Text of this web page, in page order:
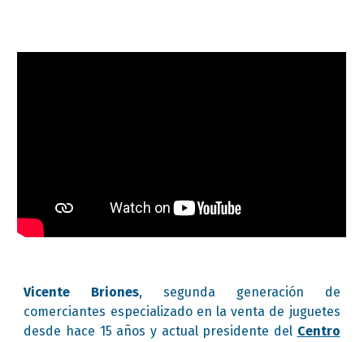
Vicente Briones, segunda generación de
comerciantes especializado en la venta de juguetes
desde hace 15 años y actual presidente del Centro